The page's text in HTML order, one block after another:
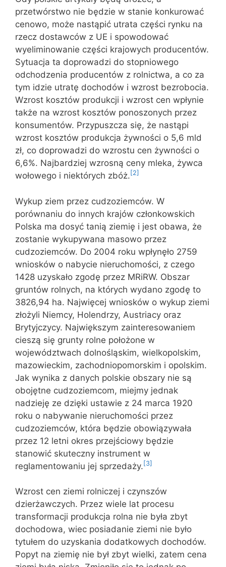
przetwórstwo nie będzie w stanie konkurować
cenowo, może nastąpić utrata części rynku na
rzecz dostawców z UE i spowodować
wyeliminowanie części krajowych producentów.
Sytuacja ta doprowadzi do stopniowego
odchodzenia producentów z rolnictwa, a co za
tym idzie utratę dochodów i wzrost bezrobocia.
Wzrost kosztów produkcji i wzrost cen wpłynie
także na wzrost kosztów ponoszonych przez
konsumentów. Przypuszcza się, że nastąpi
wzrost kosztów produkcja żywności o 5,6 mld
zł, co doprowadzi do wzrostu cen żywności o
6,6%. Najbardziej wzrosną ceny mleka, żywca
wołowego i niektórych zbóż. [2]
Wykup ziem przez cudzoziemców. W
porównaniu do innych krajów członkowskich
Polska ma dosyć tanią ziemię i jest obawa, że
zostanie wykupywana masowo przez
cudzoziemców. Do 2004 roku wpłynęło 2759
wniosków o nabycie nieruchomości, z czego
1428 uzyskało zgodę przez MRiRW. Obszar
gruntów rolnych, na których wydano zgodę to
3826,94 ha. Najwięcej wniosków o wykup ziemi
złożyli Niemcy, Holendrzy, Austriacy oraz
Brytyjczycy. Największym zainteresowaniem
cieszą się grunty rolne położone w
województwach dolnośląskim, wielkopolskim,
mazowieckim, zachodniopomorskim i opolskim.
Jak wynika z danych polskie obszary nie są
obojętne cudzoziemcom, miejmy jednak
nadzieję ze dzięki ustawie z 24 marca 1920
roku o nabywanie nieruchomości przez
cudzoziemców, która będzie obowiązywała
przez 12 letni okres przejściowy będzie
stanowić skuteczny instrument w
reglamentowaniu jej sprzedaży.[3]
Wzrost cen ziemi rolniczej i czynszów
dzierżawczych. Przez wiele lat procesu
transformacji produkcja rolna nie była zbyt
dochodowa, wiec posiadanie ziemi nie było
tytułem do uzyskania dodatkowych dochodów.
Popyt na ziemię nie był zbyt wielki, zatem cena